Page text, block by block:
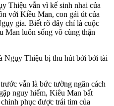
Thiệu vẫn vì kế sinh nhai của
với Kiều Man, con gái út của
gia. Biết rõ đây chỉ là cuộc
Man luôn sống vô cùng thận
Ngụy Thiệu bị thu hút bởi bởi tài
vẫn là bức tường ngăn cách
nguy hiểm, Kiêu Man bất
phục được trái tim của